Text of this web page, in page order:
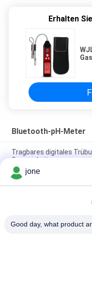
Erhalten
Bluetooth-pH-Meter
Tragbares digitales
Genauigkeit
Portable Digital Turbidity
Calibration
Bluetooth-pH-Meter für
jone
Good day, what product